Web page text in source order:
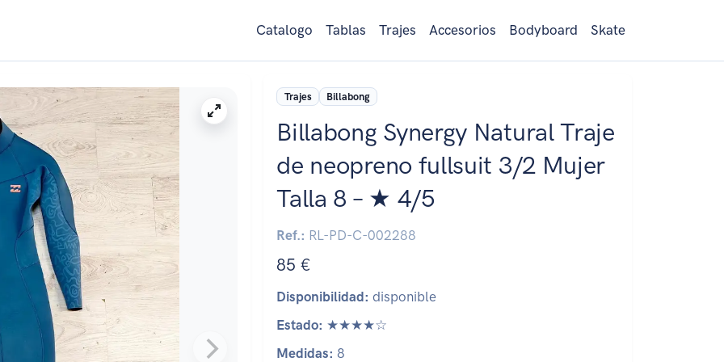
Catalogo
Tablas Trajes Accesorios Bodyboard Skate
Trajes Billabong
Billabong Synergy Natural Traje
de neopreno fullsuit 3/2 Mujer
Talla 8 – ★ 4/5
Ref.: RL-PD-C-002288
85 €
Disponibilidad: disponible
Estado: ★★★★☆
Medidas: 8